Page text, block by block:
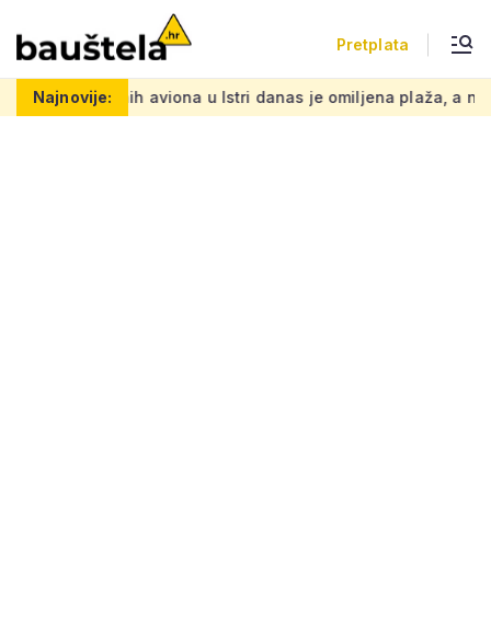
Pretplata
Najnovije:
u Istri danas je omiljena plaža, a na starim crvenim